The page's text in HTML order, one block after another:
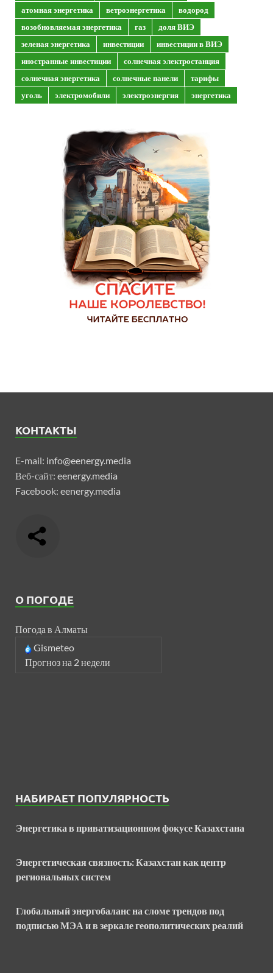
атомная энергетика
ветроэнергетика
водород
возобновляемая энергетика
газ
доля ВИЭ
зеленая энергетика
инвестиции
инвестиции в ВИЭ
иностранные инвестиции
солнечная электростанция
солнечная энергетика
солнечные панели
тарифы
уголь
электромобили электроэнергия энергетика
КОНТАКТЫ
E-mail: info@eenergy.media
Веб-сайт: eenergy.media
Facebook: eenergy.media
О ПОГОДЕ
Погода в Алматы
Gismeteo
Прогноз на 2 недели
НАБИРАЕТ ПОПУЛЯРНОСТЬ
Энергетика в приватизационном фокусе Казахстана
Энергетическая связность: Казахстан как центр
региональных систем
Глобальный энергобаланс на сломе трендов под
подписью МЭА и в зеркале геополитических реалий